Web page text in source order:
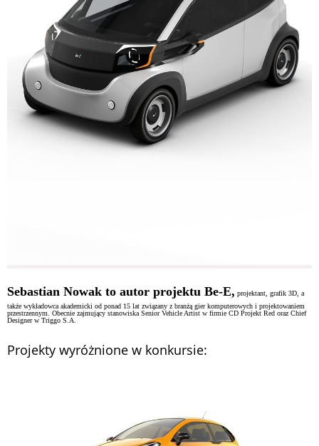
Sebastian Nowak to autor projektu Be-E, projektant, grafik 3D, a
także wykładowca akademicki od ponad 15 lat związany z branżą gier komputerowych i projektowaniem
przestrzennym. Obecnie zajmujący stanowiska Senior Vehicle Artist w firmie CD Projekt Red oraz Chief
Designer w Triggo S.A.
Projekty wyróżnione w konkursie: